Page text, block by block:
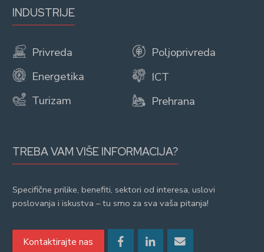
INDUSTRIJE
Privreda
Energetika
Turizam
Poljoprivreda
ICT
Prehrana
TREBA VAM VIŠE INFORMACIJA?
Specifične prilike, benefiti, sektori od interesa, uslovi
poslovanja i iskustva – tu smo za sva vaša pitanja!
Kontaktirajte nas